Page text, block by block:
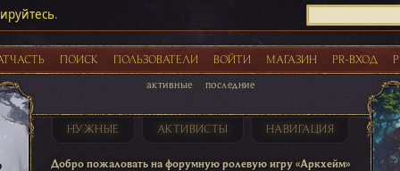
.
ПОИСК ПОЛЬЗОВАТЕЛИ ВОЙТИ МАГАЗИН PR-ВХОД
активные последние
НУЖНЫЕ АКТИВИСТЫ НАВИГАЦИЯ
Добро пожаловать на форумную ролевую игру «Аркхейм»